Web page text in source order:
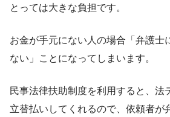
とっては大きな負担です。
お金が手元にない人の場合「弁護士
ない」ことになってしまいます。
民事法律扶助制度を利用すると、法
立替払いしてくれるので、依頼者が